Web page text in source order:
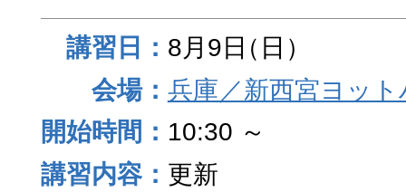
8月9日（日）
兵庫／新西宮ヨッ
10:30 ～
更新